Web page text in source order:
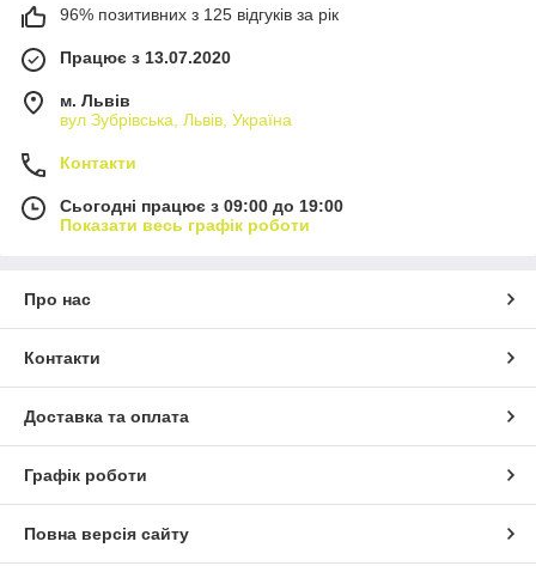
96% позитивних з 125 відгуків за рік
Працює з 13.07.2020
м. Львів
вул Зубрівська, Львів, Україна
Контакти
Сьогодні працює з 09:00 до 19:00
Показати весь графік роботи
Про нас
Контакти
Доставка та оплата
Графік роботи
Повна версія сайту